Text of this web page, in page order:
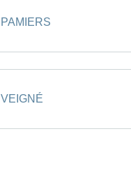
PAMIERS
VEIGNÉ